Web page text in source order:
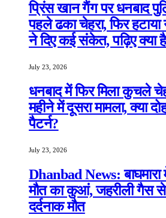
प्रिंस खान गैंग पर धनबाद
पहले ढका चेहरा, फिर
ने दिए कई संकेत, पढ़िए क्या
July 23, 2026
धनबाद में फिर मिला कुचले
महीने में दूसरा मामला, क्या
पैटर्न?
July 23, 2026
Dhanbad News:
मौत का कुआं, जहरीली गैस से
दर्दनाक मौत